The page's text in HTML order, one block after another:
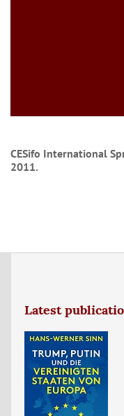
CESifo International
2011.
Latest